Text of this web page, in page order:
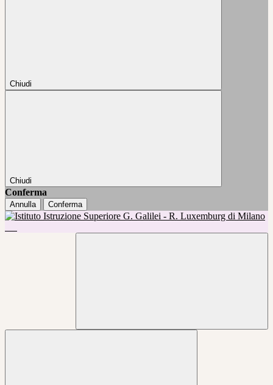
Chiudi
Chiudi
Conferma
Annulla Conferma